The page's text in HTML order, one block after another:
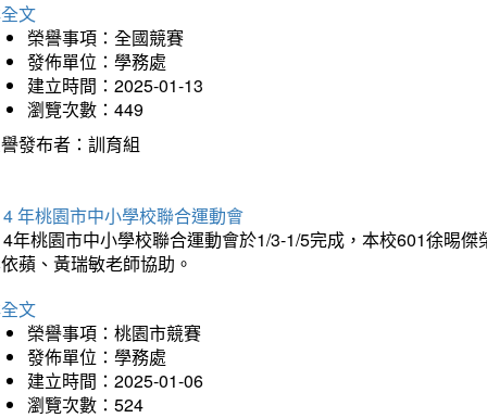
文
榮譽事項：全國競賽
發佈單位：學務處
建立時間：2025-01-13
瀏覽次數：449
發布者：訓育組
年桃園市中小學校聯合運動會
年桃園市中小學校聯合運動會於1/3-1/5完成，本校601徐晹
蘋、黃瑞敏老師協助。
文
榮譽事項：桃園市競賽
發佈單位：學務處
建立時間：2025-01-06
瀏覽次數：524